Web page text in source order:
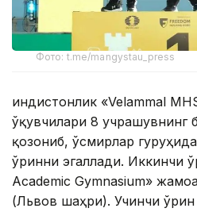
Фото: t.me/mangystau_press
Ҳиндистонлик «Velammal
ўқувчилари 8 учрашувнинг
қозониб, ўсмирлар
ўринни эгаллади. Иккинчи
Academic Gymnasium»
(Львов шаҳри). Учинчи